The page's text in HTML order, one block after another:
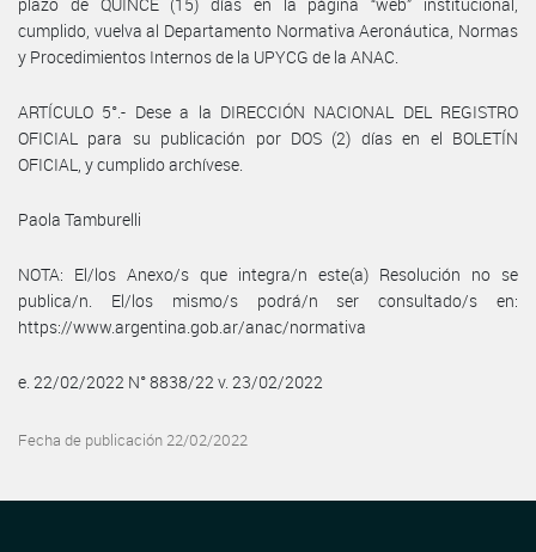
cumplido, vuelva al Departamento Normativa Aeronáutica, Normas
y Procedimientos Internos de la UPYCG de la ANAC.
ARTÍCULO 5°.- Dese a la DIRECCIÓN NACIONAL DEL REGISTRO
OFICIAL para su publicación por DOS (2) días en el BOLETÍN
OFICIAL, y cumplido archívese.
Paola Tamburelli
NOTA: El/los Anexo/s que integra/n este(a) Resolución no se
publica/n. El/los mismo/s podrá/n ser consultado/s en:
https://www.argentina.gob.ar/anac/normativa
e. 22/02/2022 N° 8838/22 v. 23/02/2022
Fecha de publicación 22/02/2022